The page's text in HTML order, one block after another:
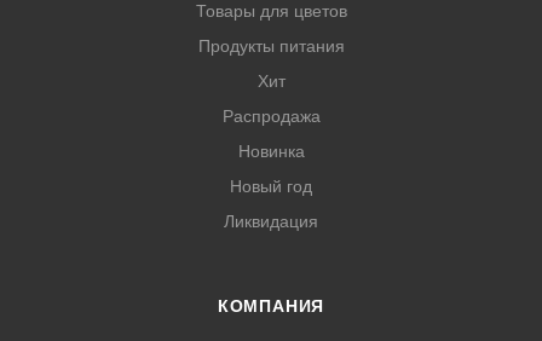
Товары для цветов
Продукты питания
Хит
Распродажа
Новинка
Новый год
Ликвидация
КОМПАНИЯ